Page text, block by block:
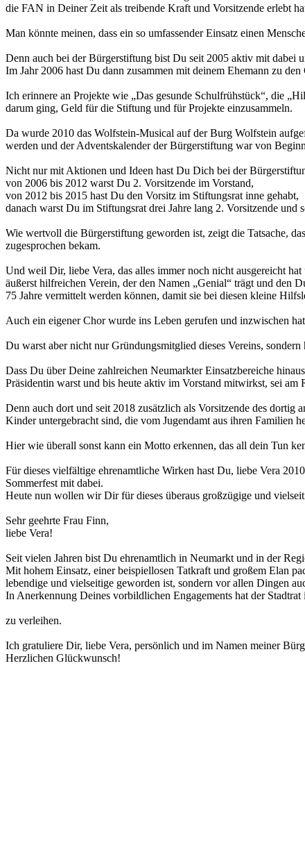
die FAN in Deiner Zeit als treibende Kraft und Vorsitzende erlebt
Man könnte meinen, dass ein so umfassender Einsatz einen
Denn auch bei der Bürgerstiftung bist Du seit 2005 aktiv mit dabei
Im Jahr 2006 hast Du dann zusammen mit deinem Ehemann zu
Ich erinnere an Projekte wie „Das gesunde Schulfrühstück“, die
darum ging, Geld für die Stiftung und für Projekte einzusammeln.
Da wurde 2010 das Wolfstein-Musical auf der Burg Wolfstein
werden und der Adventskalender der Bürgerstiftung war von
Nicht nur mit Aktionen und Ideen hast Du Dich bei der
von 2006 bis 2012 warst Du 2. Vorsitzende im Vorstand,
von 2012 bis 2015 hast Du den Vorsitz im Stiftungsrat inne gehabt,
danach warst Du im Stiftungsrat drei Jahre lang 2. Vorsitzende
Wie wertvoll die Bürgerstiftung geworden ist, zeigt die Tatsache,
zugesprochen bekam.
Und weil Dir, liebe Vera, das alles immer noch nicht ausgereicht
äußerst hilfreichen Verein, der den Namen „Genial“ trägt und den
75 Jahre vermittelt werden können, damit sie bei diesen kleine
Auch ein eigener Chor wurde ins Leben gerufen und inzwischen
Du warst aber nicht nur Gründungsmitglied dieses Vereins,
Dass Du über Deine zahlreichen Neumarkter Einsatzbereiche
Präsidentin warst und bis heute aktiv im Vorstand mitwirkst, sei am
Denn auch dort und seit 2018 zusätzlich als Vorsitzende des
Kinder untergebracht sind, die vom Jugendamt aus ihren Familien
Hier wie überall sonst kann ein Motto erkennen, das all dein Tun
Für dieses vielfältige ehrenamtliche Wirken hast Du, liebe Vera
Sommerfest mit dabei.
Heute nun wollen wir Dir für dieses überaus großzügige und
Sehr geehrte Frau Finn,
liebe Vera!
Seit vielen Jahren bist Du ehrenamtlich in Neumarkt und in der
Mit hohem Einsatz, einer beispiellosen Tatkraft und großem Elan
lebendige und vielseitige geworden ist, sondern vor allen Dingen
In Anerkennung Deines vorbildlichen Engagements hat der
zu verleihen.
Ich gratuliere Dir, liebe Vera, persönlich und im Namen meiner
Herzlichen Glückwunsch!